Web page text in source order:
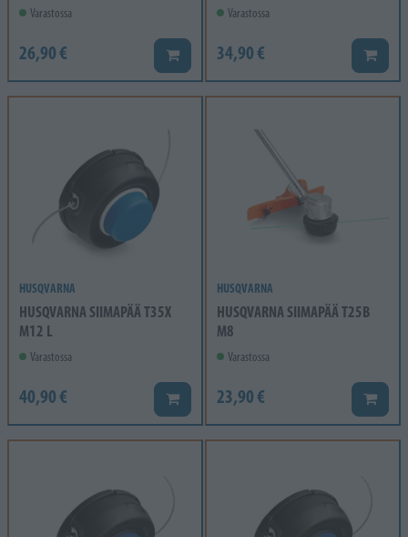
Varastossa
26,90 € Lisää koriin
Varastossa
34,90 € Lisää
HUSQVARNA
HUSQVARNA SIIMAPÄÄ T35X
M12 L
Varastossa
40,90 € Lisää koriin
HUSQVARNA
HUSQVARNA SIIMAPÄÄ T25B
M8
Varastossa
23,90 € Lisää